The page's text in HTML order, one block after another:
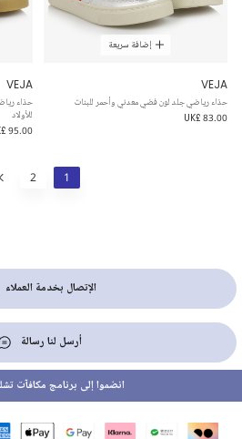
إضافة سريعة
VEJA
حذاء رياضي جلد لون فضي معدني وأحمر للبنات
UK£ 83.00
VEJA
حذاء
للأولاد
95.00
1
2
الإتصال بخدمة العملاء
أرسل لنا رسالة
انضموا إلى برنامج مكافآت